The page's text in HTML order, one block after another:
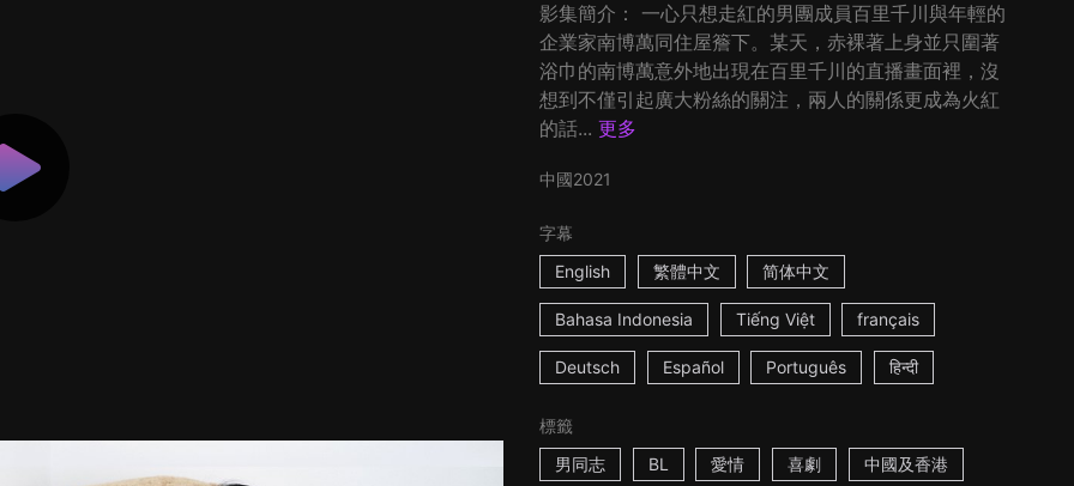
影集簡介： 一心只想走紅的男團成員百里千川與年輕的
企業家南博萬同住屋簷下。某天，赤裸著上身並只圍著
浴巾的南博萬意外地出現在百里千川的直播畫面裡，沒
想到不僅引起廣大粉絲的關注，兩人的關係更成為火紅
的話... 更多
中國2021
字幕
English
繁體中文 简体中文
Bahasa Indonesia Tiếng Việt français
Deutsch Español Português हिन्दी
標籤
男同志
BL 愛情 喜劇 中國及香港